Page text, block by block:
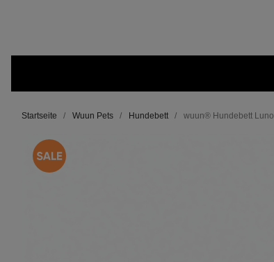
Startseite Wuun Pets Hundebett wuun® Hundebett Luno